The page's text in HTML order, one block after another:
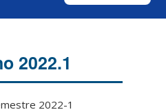
2022.1
2022-1